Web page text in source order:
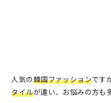
人気の韓国ファッションです
タイルが違い、お悩みの方も